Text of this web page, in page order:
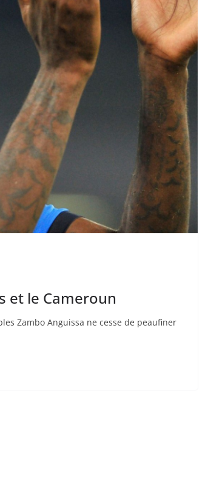
et le Cameroun
Zambo Anguissa ne cesse de peaufiner